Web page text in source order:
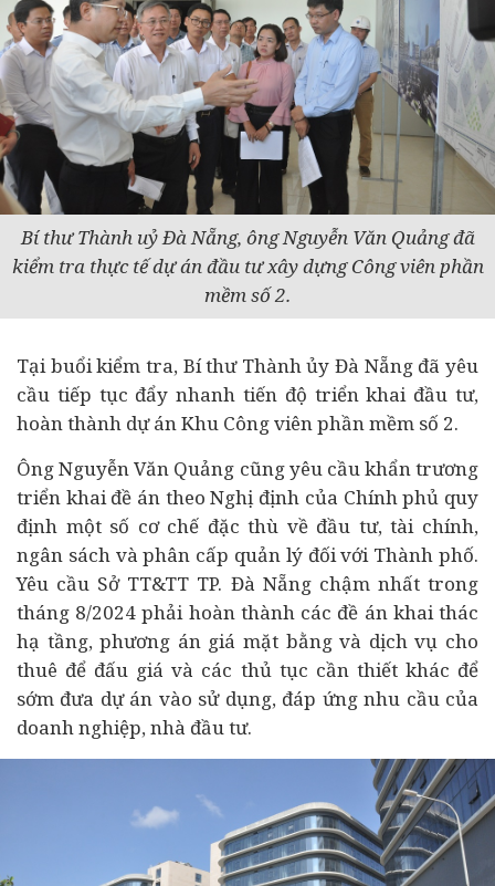
Bí thư Thành uỷ Đà Nẵng, ông Nguyễn Văn Quảng đã
kiểm tra thực tế dự án đầu tư xây dựng Công viên phần
mềm số 2.
Tại buổi kiểm tra, Bí thư Thành ủy Đà Nẵng đã yêu
cầu tiếp tục đẩy nhanh tiến độ triển khai đầu tư,
hoàn thành dự án Khu Công viên phần mềm số 2.
Ông Nguyễn Văn Quảng cũng yêu cầu khẩn trương
triển khai đề án theo Nghị định của Chính phủ quy
định một số cơ chế đặc thù về đầu tư, tài chính,
ngân sách và phân cấp quản lý đối với Thành phố.
Yêu cầu Sở TT&TT TP. Đà Nẵng chậm nhất trong
tháng 8/2024 phải hoàn thành các đề án khai thác
hạ tầng, phương án giá mặt bằng và dịch vụ cho
thuê để đấu giá và các thủ tục cần thiết khác để
sớm đưa dự án vào sử dụng, đáp ứng nhu cầu của
doanh nghiệp, nhà đầu tư.